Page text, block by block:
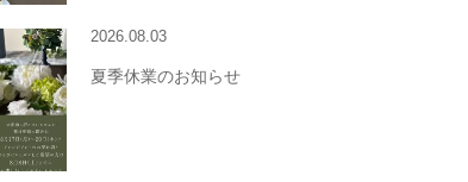
2026.08.03
夏季休業のお知らせ